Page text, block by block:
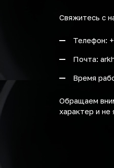
Свяжитесь с
Телефон:
Почта:
Время
Обращаем
характер и не